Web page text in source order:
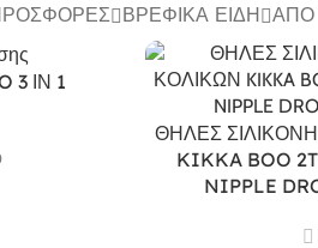
ΒΡΕΦΙΚΆ ΕΊΔΗ ΑΠΌ
3 ΙΝ 1
ΘΗΛΕΣ
KIKKA BOO
NIPPLE